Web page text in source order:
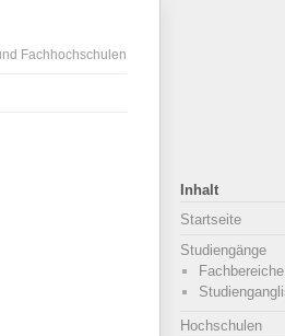
Fachhochschulen
Inhalt
Startseite
Studiengänge
Fachbereiche
Hochschulen